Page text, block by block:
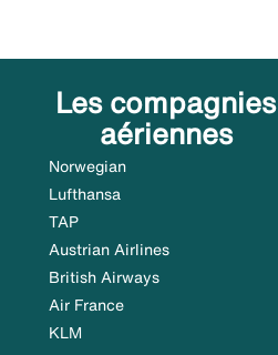
Les compagnies
aériennes
Norwegian
Lufthansa
TAP
Austrian Airlines
British Airways
Air France
KLM